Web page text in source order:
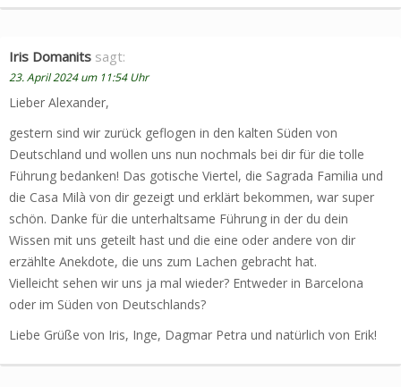
Iris Domanits sagt:
23. April 2024 um 11:54 Uhr
Lieber Alexander,
gestern sind wir zurück geflogen in den kalten Süden von
Deutschland und wollen uns nun nochmals bei dir für die tolle
Führung bedanken! Das gotische Viertel, die Sagrada Familia und
die Casa Milà von dir gezeigt und erklärt bekommen, war super
schön. Danke für die unterhaltsame Führung in der du dein
Wissen mit uns geteilt hast und die eine oder andere von dir
erzählte Anekdote, die uns zum Lachen gebracht hat.
Vielleicht sehen wir uns ja mal wieder? Entweder in Barcelona
oder im Süden von Deutschlands?
Liebe Grüße von Iris, Inge, Dagmar Petra und natürlich von Erik!